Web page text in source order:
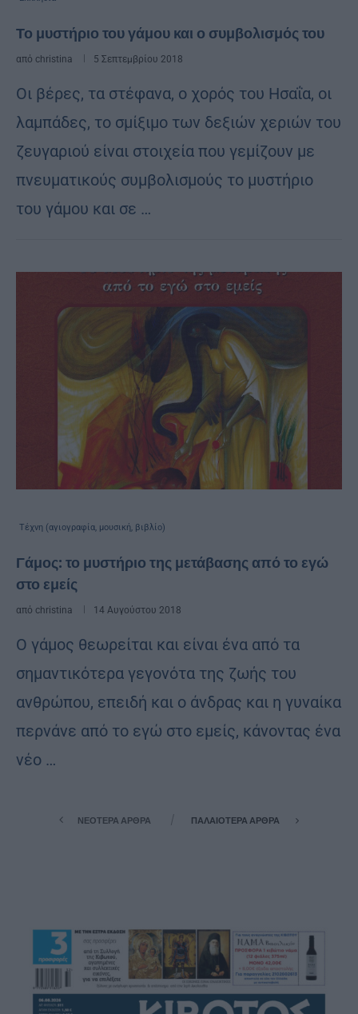
Το μυστήριο του γάμου και ο συμβολισμός του
από christina 5 Σεπτεμβρίου 2018
Οι βέρες, τα στέφανα, ο χορός του Ησαΐα, οι
λαμπάδες, το σμίξιμο των δεξιών χεριών του
ζευγαριού είναι στοιχεία που γεμίζουν με
πνευματικούς συμβολισμούς το μυστήριο
του γάμου και σε …
Τέχνη (αγιογραφία, μουσική, βιβλίο)
Γάμος: το μυστήριο της μετάβασης από το εγώ
στο εμείς
από christina 14 Αυγούστου 2018
O γάμος θεωρείται και είναι ένα από τα
σημαντικότερα γεγονότα της ζωής του
ανθρώπου, επειδή και ο άνδρας και η γυναίκα
περνάνε από το εγώ στο εμείς, κάνοντας ένα
νέο …
ΝΕΌΤΕΡΑ ΆΡΘΡΑ ΠΑΛΑΙΌΤΕΡΑ ΆΡΘΡΑ